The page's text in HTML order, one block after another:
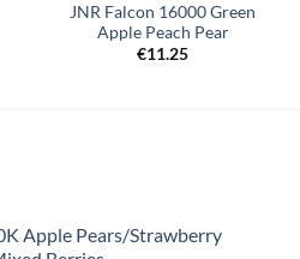
JNR Falcon 16000 Green
Apple Peach Pear
€11.25
Apple Pears/Strawberry